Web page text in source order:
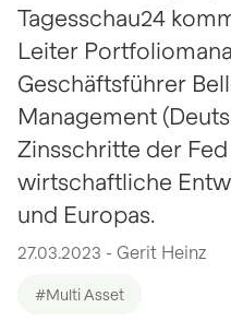
Tagesschau24
Leiter
Geschäftsführer
Management
Zinsschritte der
wirtschaftliche
und Europas.
27.03.2023 - Gerit Heinz
#Multi Asset